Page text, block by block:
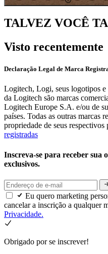
TALVEZ VOCÊ
Visto recentemente
Declaração Legal de Marca
Logitech, Logi, seus logotipos e
da Logitech são marcas
Logitech Europe S.A. e/ou de
países. Todas as outras marcas
propriedade de seus respectivos
registradas
Inscreva-se para receber sua
exclusivos.
Eu quero marketing
cancelar a inscrição a qualquer
Privacidade.
Obrigado por se inscrever!